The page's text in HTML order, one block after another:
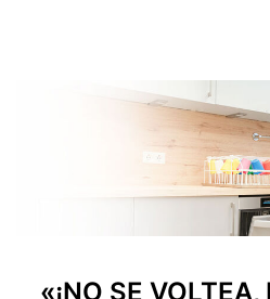
«¡NO SE